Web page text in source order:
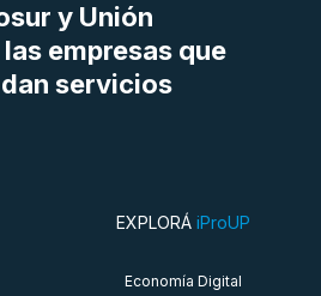
y Unión
las empresas que
servicios
EXPLORÁ iProUP
Economía Digital